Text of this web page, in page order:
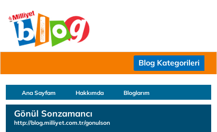
Blog Kategorileri
Ana Sayfam Hakkımda Bloglarım
Gönül Sonzamancı
http://blog.milliyet.com.tr/gonulson